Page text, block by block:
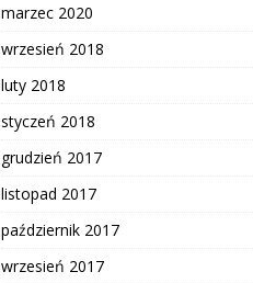
marzec 2020
wrzesień 2018
luty 2018
styczeń 2018
grudzień 2017
listopad 2017
październik 2017
wrzesień 2017